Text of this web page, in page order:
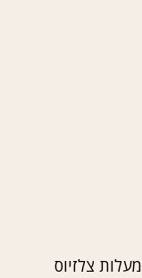
מחממים את התנור ל-180 מעלות צלזיוס